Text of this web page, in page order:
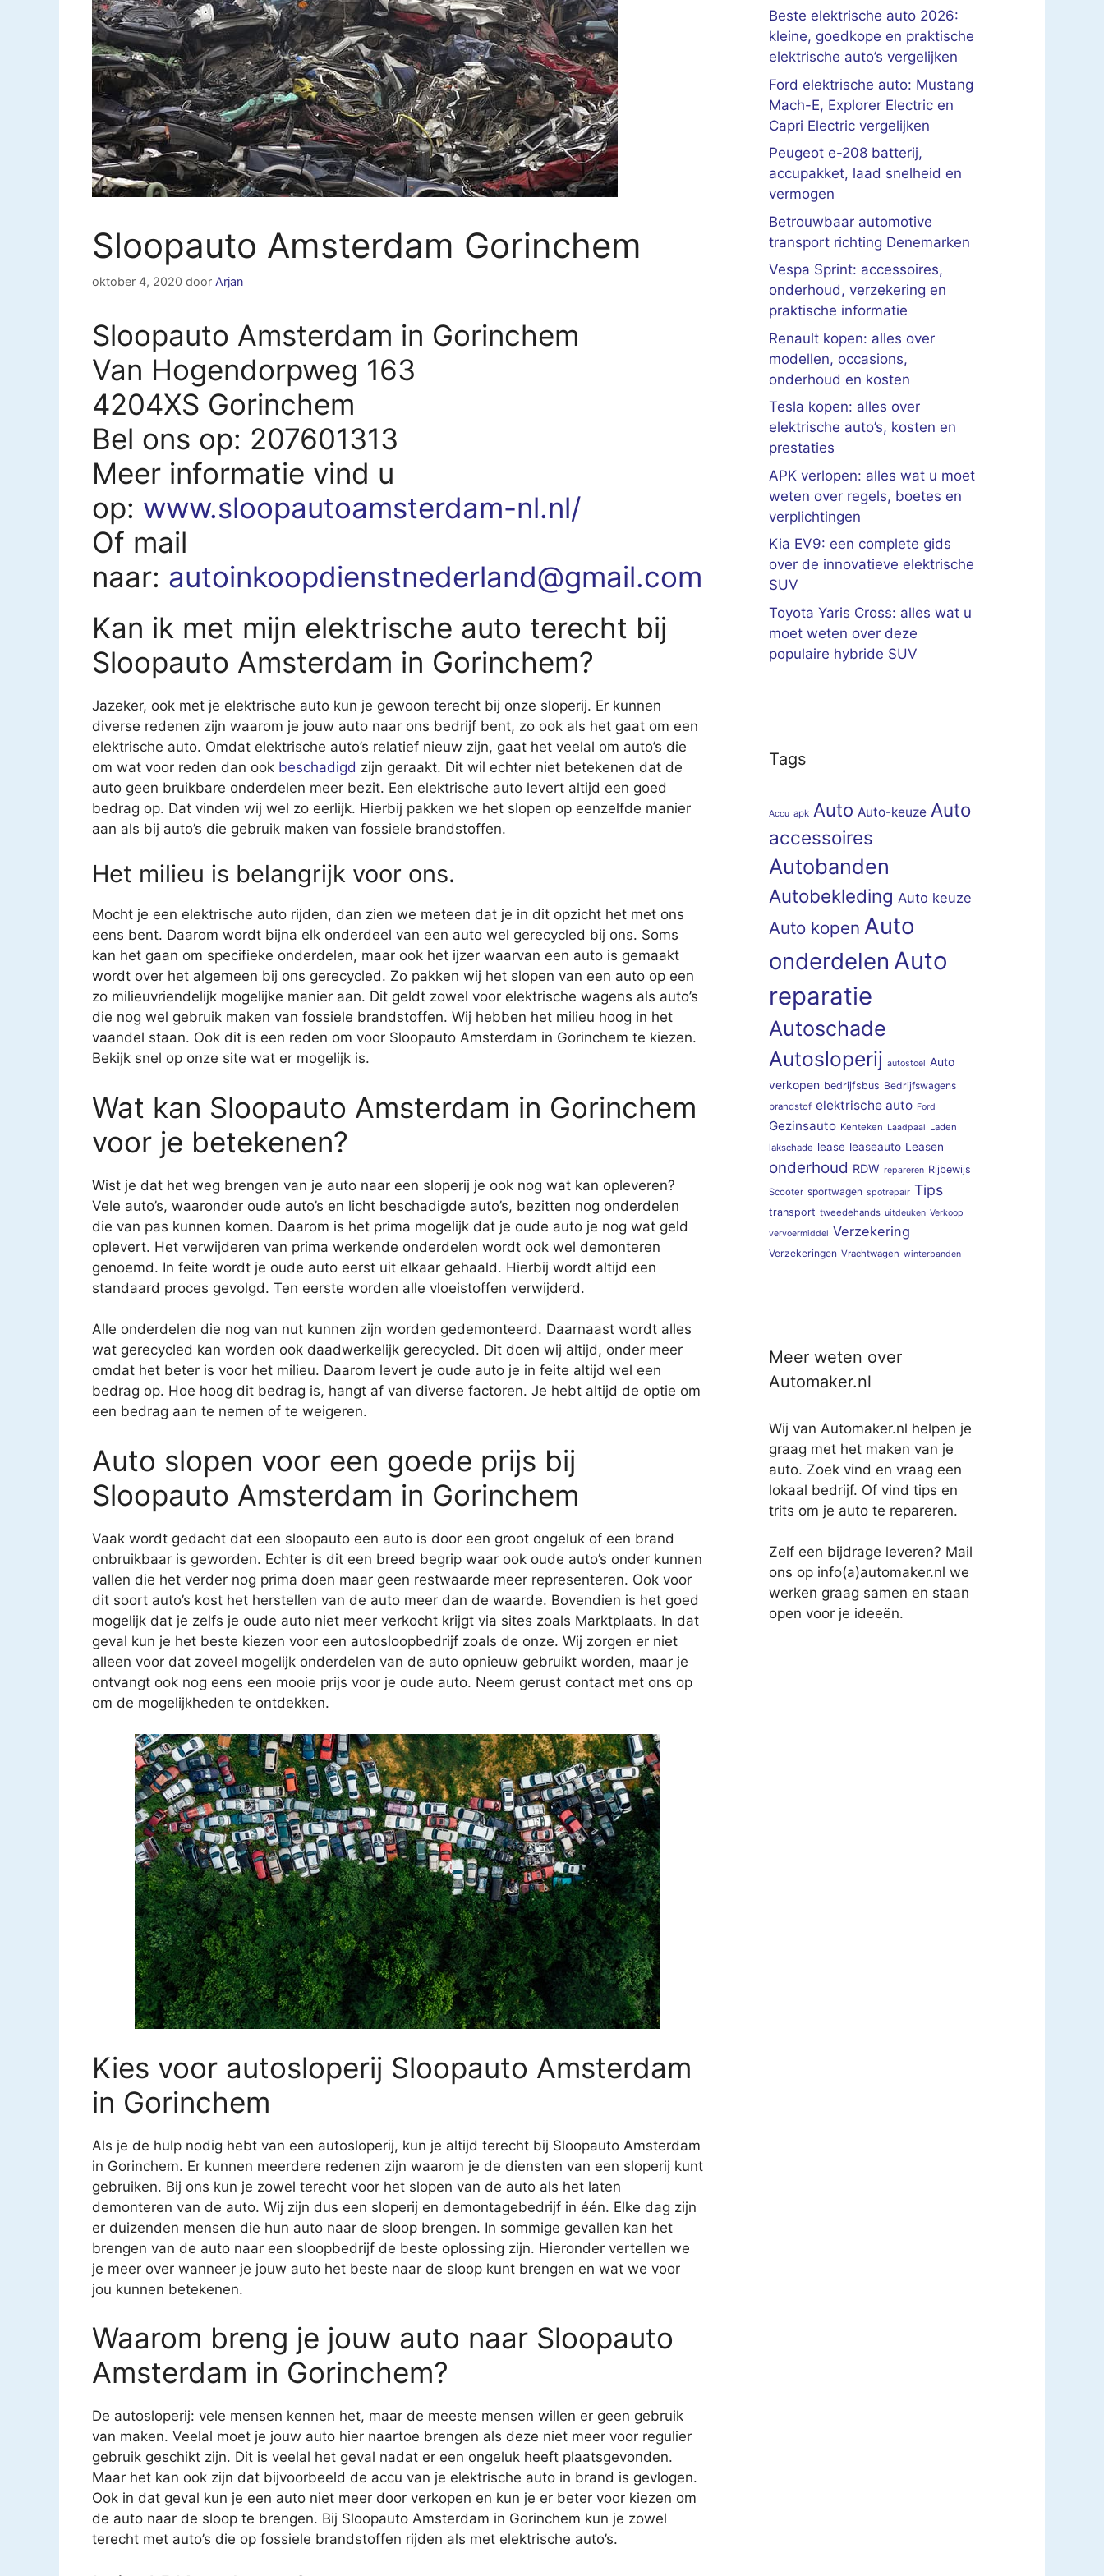
Sloopauto Amsterdam Gorinchem
oktober 4, 2020 door Arjan
Sloopauto Amsterdam in Gorinchem
Van Hogendorpweg 163
4204XS Gorinchem
Bel ons op: 207601313
Meer informatie vind u
op: www.sloopautoamsterdam-nl.nl/
Of mail
naar: autoinkoopdienstnederland@gmail.com
Kan ik met mijn elektrische auto terecht bij
Sloopauto Amsterdam in Gorinchem?
Jazeker, ook met je elektrische auto kun je gewoon terecht bij onze sloperij. Er kunnen
diverse redenen zijn waarom je jouw auto naar ons bedrijf bent, zo ook als het gaat om een
elektrische auto. Omdat elektrische auto’s relatief nieuw zijn, gaat het veelal om auto’s die
om wat voor reden dan ook beschadigd zijn geraakt. Dit wil echter niet betekenen dat de
auto geen bruikbare onderdelen meer bezit. Een elektrische auto levert altijd een goed
bedrag op. Dat vinden wij wel zo eerlijk. Hierbij pakken we het slopen op eenzelfde manier
aan als bij auto’s die gebruik maken van fossiele brandstoffen.
Het milieu is belangrijk voor ons.
Mocht je een elektrische auto rijden, dan zien we meteen dat je in dit opzicht het met ons
eens bent. Daarom wordt bijna elk onderdeel van een auto wel gerecycled bij ons. Soms
kan het gaan om specifieke onderdelen, maar ook het ijzer waarvan een auto is gemaakt
wordt over het algemeen bij ons gerecycled. Zo pakken wij het slopen van een auto op een
zo milieuvriendelijk mogelijke manier aan. Dit geldt zowel voor elektrische wagens als auto’s
die nog wel gebruik maken van fossiele brandstoffen. Wij hebben het milieu hoog in het
vaandel staan. Ook dit is een reden om voor Sloopauto Amsterdam in Gorinchem te kiezen.
Bekijk snel op onze site wat er mogelijk is.
Wat kan Sloopauto Amsterdam in Gorinchem
voor je betekenen?
Wist je dat het weg brengen van je auto naar een sloperij je ook nog wat kan opleveren?
Vele auto’s, waaronder oude auto’s en licht beschadigde auto’s, bezitten nog onderdelen
die van pas kunnen komen. Daarom is het prima mogelijk dat je oude auto je nog wat geld
oplevert. Het verwijderen van prima werkende onderdelen wordt ook wel demonteren
genoemd. In feite wordt je oude auto eerst uit elkaar gehaald. Hierbij wordt altijd een
standaard proces gevolgd. Ten eerste worden alle vloeistoffen verwijderd.
Alle onderdelen die nog van nut kunnen zijn worden gedemonteerd. Daarnaast wordt alles
wat gerecycled kan worden ook daadwerkelijk gerecycled. Dit doen wij altijd, onder meer
omdat het beter is voor het milieu. Daarom levert je oude auto je in feite altijd wel een
bedrag op. Hoe hoog dit bedrag is, hangt af van diverse factoren. Je hebt altijd de optie om
een bedrag aan te nemen of te weigeren.
Auto slopen voor een goede prijs bij
Sloopauto Amsterdam in Gorinchem
Vaak wordt gedacht dat een sloopauto een auto is door een groot ongeluk of een brand
onbruikbaar is geworden. Echter is dit een breed begrip waar ook oude auto’s onder kunnen
vallen die het verder nog prima doen maar geen restwaarde meer representeren. Ook voor
dit soort auto’s kost het herstellen van de auto meer dan de waarde. Bovendien is het goed
mogelijk dat je zelfs je oude auto niet meer verkocht krijgt via sites zoals Marktplaats. In dat
geval kun je het beste kiezen voor een autosloopbedrijf zoals de onze. Wij zorgen er niet
alleen voor dat zoveel mogelijk onderdelen van de auto opnieuw gebruikt worden, maar je
ontvangt ook nog eens een mooie prijs voor je oude auto. Neem gerust contact met ons op
om de mogelijkheden te ontdekken.
Kies voor autosloperij Sloopauto Amsterdam
in Gorinchem
Als je de hulp nodig hebt van een autosloperij, kun je altijd terecht bij Sloopauto Amsterdam
in Gorinchem. Er kunnen meerdere redenen zijn waarom je de diensten van een sloperij kunt
gebruiken. Bij ons kun je zowel terecht voor het slopen van de auto als het laten
demonteren van de auto. Wij zijn dus een sloperij en demontagebedrijf in één. Elke dag zijn
er duizenden mensen die hun auto naar de sloop brengen. In sommige gevallen kan het
brengen van de auto naar een sloopbedrijf de beste oplossing zijn. Hieronder vertellen we
je meer over wanneer je jouw auto het beste naar de sloop kunt brengen en wat we voor
jou kunnen betekenen.
Waarom breng je jouw auto naar Sloopauto
Amsterdam in Gorinchem?
De autosloperij: vele mensen kennen het, maar de meeste mensen willen er geen gebruik
van maken. Veelal moet je jouw auto hier naartoe brengen als deze niet meer voor regulier
gebruik geschikt zijn. Dit is veelal het geval nadat er een ongeluk heeft plaatsgevonden.
Maar het kan ook zijn dat bijvoorbeeld de accu van je elektrische auto in brand is gevlogen.
Ook in dat geval kun je een auto niet meer door verkopen en kun je er beter voor kiezen om
de auto naar de sloop te brengen. Bij Sloopauto Amsterdam in Gorinchem kun je zowel
terecht met auto’s die op fossiele brandstoffen rijden als met elektrische auto’s.
Beste elektrische auto 2026:
kleine, goedkope en praktische
elektrische auto’s vergelijken
Ford elektrische auto: Mustang
Mach-E, Explorer Electric en
Capri Electric vergelijken
Peugeot e-208 batterij,
accupakket, laad snelheid en
vermogen
Betrouwbaar automotive
transport richting Denemarken
Vespa Sprint: accessoires,
onderhoud, verzekering en
praktische informatie
Renault kopen: alles over
modellen, occasions,
onderhoud en kosten
Tesla kopen: alles over
elektrische auto’s, kosten en
prestaties
APK verlopen: alles wat u moet
weten over regels, boetes en
verplichtingen
Kia EV9: een complete gids
over de innovatieve elektrische
SUV
Toyota Yaris Cross: alles wat u
moet weten over deze
populaire hybride SUV
Tags
Accu apk Auto Auto-keuze Auto
accessoires
Autobanden
Autobekleding Auto keuze
Auto kopen Auto
onderdelen Auto
reparatie
Autoschade
Autosloperij autostoel Auto
verkopen bedrijfsbus Bedrijfswagens
brandstof elektrische auto Ford
Gezinsauto Kenteken Laadpaal Laden
lakschade lease leaseauto Leasen
onderhoud RDW repareren Rijbewijs
Scooter sportwagen spotrepair Tips
transport tweedehands uitdeuken Verkoop
vervoermiddel Verzekering
Verzekeringen Vrachtwagen winterbanden
Meer weten over
Automaker.nl
Wij van Automaker.nl helpen je
graag met het maken van je
auto. Zoek vind en vraag een
lokaal bedrijf. Of vind tips en
trits om je auto te repareren.
Zelf een bijdrage leveren? Mail
ons op info(a)automaker.nl we
werken graag samen en staan
open voor je ideeën.